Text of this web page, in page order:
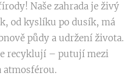
Naše zahrada je živý
od kyslíku po dusík, má
půdy a udržení života.
recyklují – putují mezi
atmosférou.